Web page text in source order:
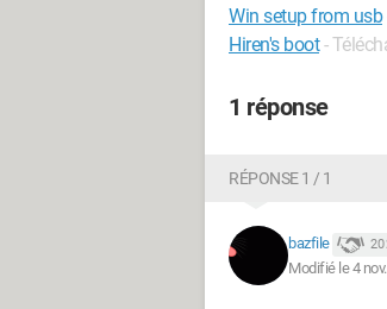
Win setup from usb
Hiren's boot -
1 réponse
RÉPONSE 1 / 1
bazfile 20
Modifié le 4